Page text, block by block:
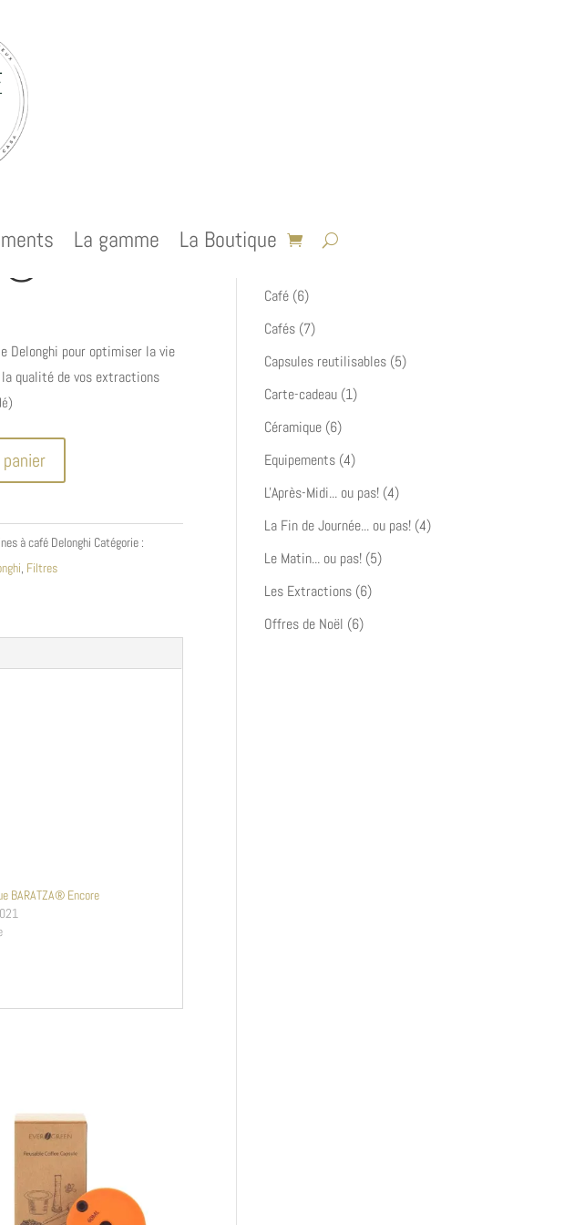
La gamme La Boutique
Filtrante
pour optimiser la vie
qualité de vos extractions
à café Delonghi Catégorie :
, Filtres
BARATZA® Encore
Cacao, Cáscara, Fleurs &
Café 66
produits
Cafés 77
produits
Capsules reutilisables 55
Carte-cadeau 11
Céramique 66
produits
Equipements 44
produits
L'Après-Midi... ou pas! 44
produits
La Fin de Journée... ou pas! 44
Le Matin... ou pas! 55
Les Extractions 66
Offres de Noël 66